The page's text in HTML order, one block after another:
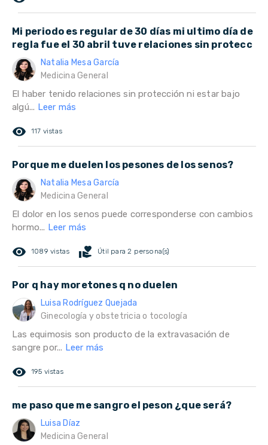
Mi periodo es regular de 30 días mi ultimo día de
regla fue el 30 abril tuve relaciones sin protecc
Natalia Mesa García
Medicina General
El haber tenido relaciones sin protección ni estar bajo
algú... Leer más
remove_red_eye 117 vistas
Porque me duelen los pesones de los senos?
Natalia Mesa García
Medicina General
El dolor en los senos puede corresponderse con cambios
hormo... Leer más
remove_red_eye 1089 vistas volunteer_activism Útil para 2 persona(s)
Por q hay moretones q no duelen
Luisa Rodríguez Quejada
Ginecología y obstetricia o tocología
Las equimosis son producto de la extravasación de
sangre por... Leer más
remove_red_eye 195 vistas
me paso que me sangro el peson ¿que será?
Luisa Díaz
Medicina General